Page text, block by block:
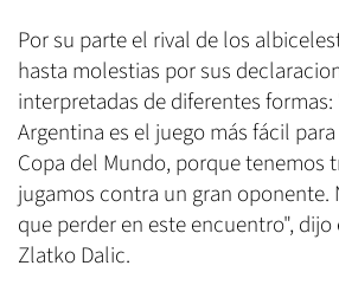
Por su parte el rival de los
hasta molestias por sus
interpretadas de diferentes
Argentina es el juego más fácil
Copa del Mundo, porque tenemos
jugamos contra un gran oponente.
que perder en este encuentro",
Zlatko Dalic.